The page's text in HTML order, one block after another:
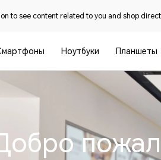
to see content related to you and shop
Ноутбуки Планшеты